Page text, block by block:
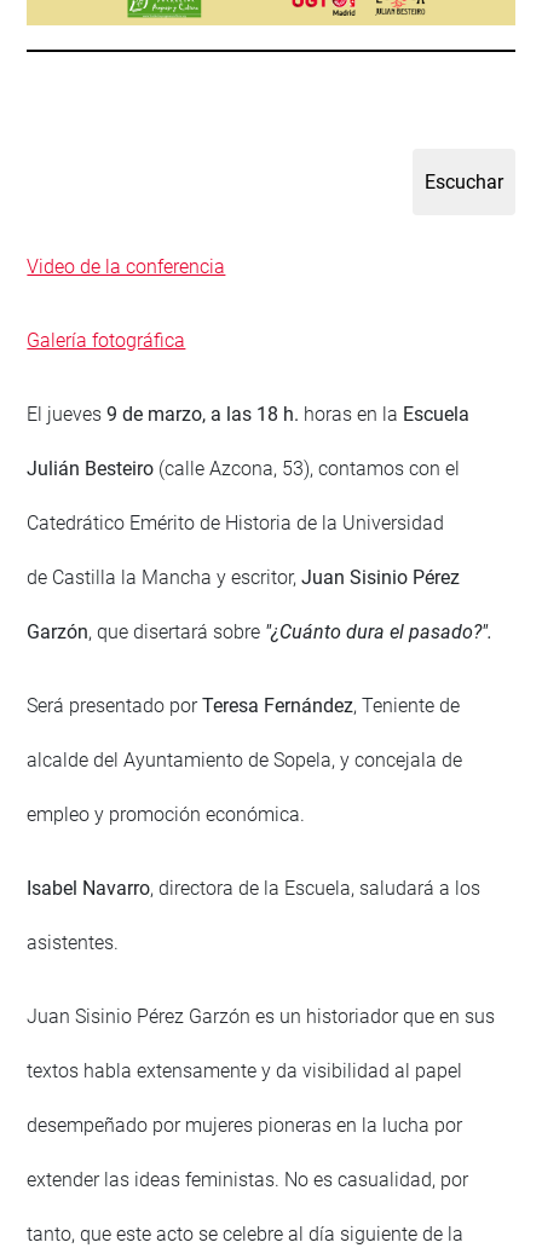
Video de la conferencia
Galería fotográfica
El jueves9 de marzo, a las 18 h. horas en la Escuela
Julián Besteiro (calle Azcona, 53), contamos con el
Catedrático Emérito de Historia de la Universidad
de Castilla la Mancha y escritor,Juan Sisinio Pérez
Garzón, que disertará sobre "¿Cuánto dura el pasado?".
Será presentado porTeresa Fernández, Teniente de
alcalde del Ayuntamiento de Sopela, y concejala de
empleo y promoción económica.
Isabel Navarro, directora de la Escuela, saludará a los
asistentes.
Juan Sisinio Pérez Garzón es un historiador que en sus
textos habla extensamente y da visibilidad al papel
desempeñado por mujeres pioneras en la lucha por
extender las ideas feministas. No es casualidad, por
tanto, que este acto se celebre al día siguiente de la